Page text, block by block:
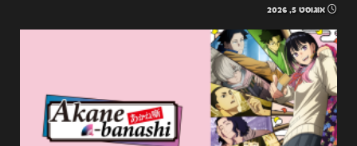
אוגוסט 5, 2026